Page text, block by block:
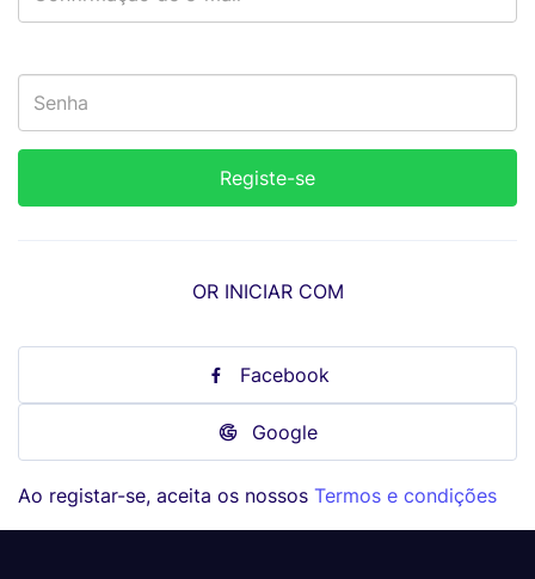
OR INICIAR COM
Facebook
Google
Ao registar-se, aceita os nossos Termos e condições